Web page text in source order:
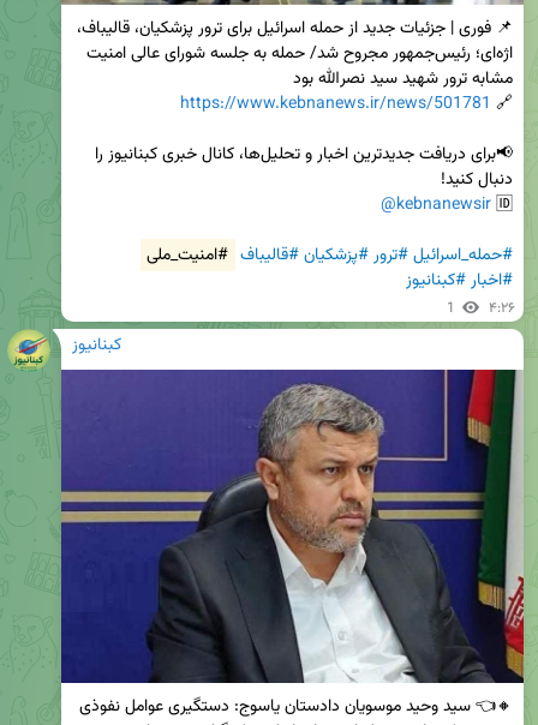
🔗
https://www.kebnanews.ir/news/501781
🆔
@kebnanewsir
#حمله_اسرائیل#ترور#پزشکیان#قالیباف #امنیت_ملی
#اخبار#کبنانیوز
1 ۴:۲۶
کبنانیوز